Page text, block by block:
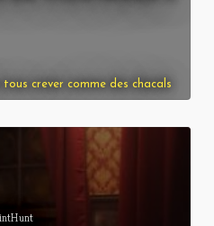
crever comme des chacals